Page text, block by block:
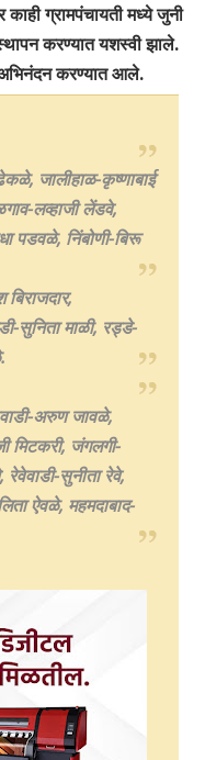
काही ग्रामपंचायती मध्ये जुनी
करण्यात यशस्वी झाले.
करण्यात आले.
जालीहाळ-कृष्णाबाई
लव्हाजी लेंडवे,
पडवळे, निंबोणी-बिरू
बिराजदार,
सुनिता माळी, रड्डे-
अरुण जावळे,
मिटकरी, जंगलगी-
सुनीता रेवे,
ऐवळे, महमदाबाद-